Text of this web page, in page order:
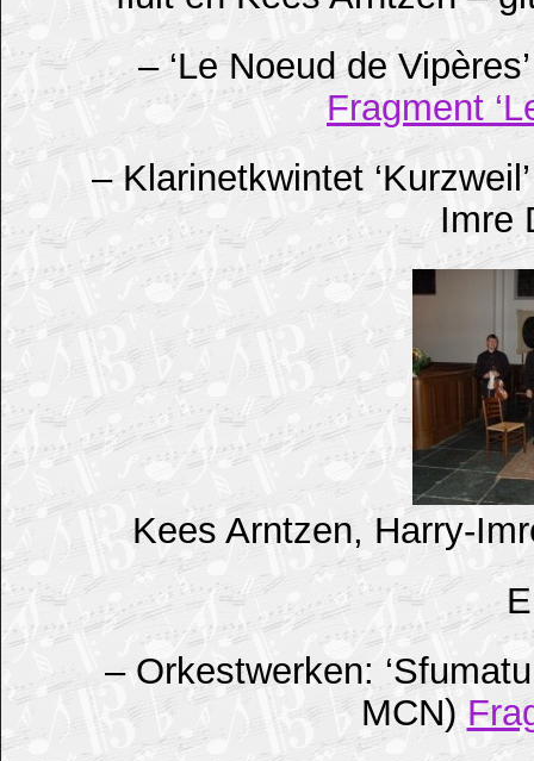
– ‘Le Noeud de
Fragment
– Klarinetkwintet
Imre
Kees Arntzen, Harry-
– Orkestwerken:
MCN)